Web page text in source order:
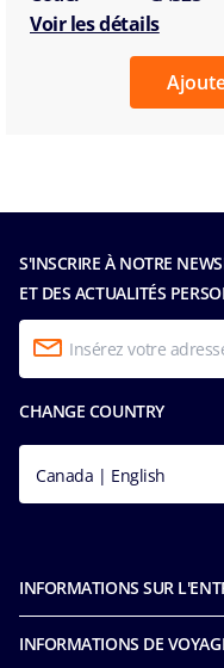
Voir les détails
S'INSCRIRE À NOTRE
ET DES ACTUALITÉS
CHANGE COUNTRY
Canada | English
INFORMATIONS SUR
INFORMATIONS DE